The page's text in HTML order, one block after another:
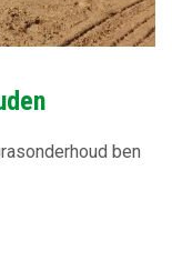
ben